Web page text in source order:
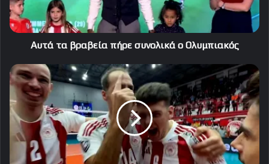
Ολυμπιακός
Αυτά τα βραβεία πήρε συνολικά ο Ολυμπιακός
Η
ώρα
και
η
τηλεοπτική
κάλυψη
του
τελικού,